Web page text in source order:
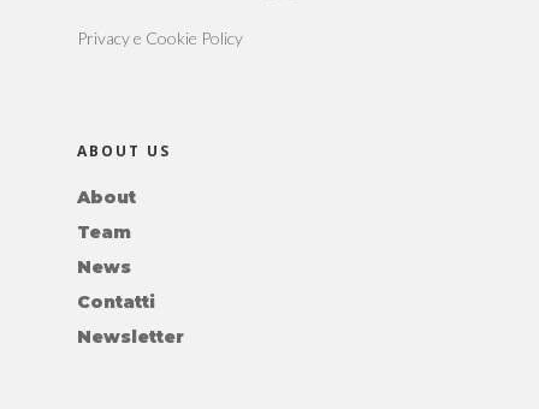
Privacy e Cookie Policy
ABOUT US
About
Team
News
Contatti
Newsletter